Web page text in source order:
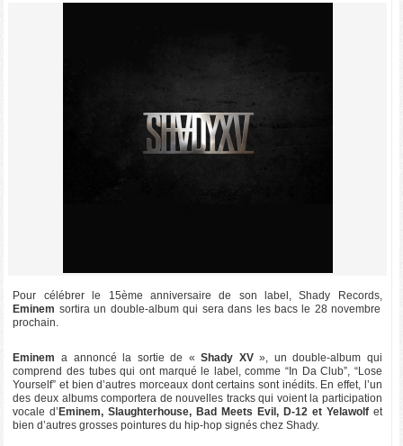
Pour célébrer le 15ème anniversaire de son label, Shady Records,
Eminem sortira un double-album qui sera dans les bacs le 28 novembre
prochain.
Eminem a annoncé la sortie de « Shady XV», un double-album qui
comprend des tubes qui ont marqué le label, comme “In Da Club”, “Lose
Yourself” et bien d’autres morceaux dont certains sont inédits. En effet, l’un
des deux albums comportera de nouvelles tracks qui voient la participation
vocale d’ Eminem, Slaughterhouse, Bad Meets Evil, D-12 et Yelawolfet
bien d’autres grosses pointures du hip-hop signés chez Shady.